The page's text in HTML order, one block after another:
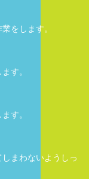
をします。
す。
す。
まわないようしっ